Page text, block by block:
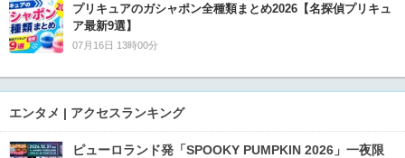
プリキュアのガシャポン全種類まとめ2026【名探偵プリキュ
ア最新9選】
07月16日 13時00分
エンタメ | アクセスランキング
ピューロランド発「SPOOKY PUMPKIN 2026」一夜限